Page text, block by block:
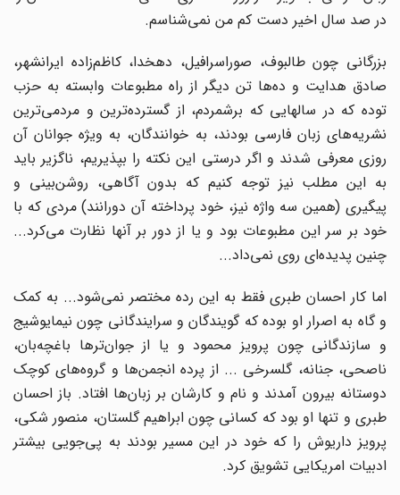
در صد سال اخیر دست کم من نمی‌شناسم.
بزرگانی چون طالبوف، صوراسرافیل، دهخدا، کاظم‌زاده ایرانشهر،
صادق هدایت و ده‌ها تن دیگر از راه مطبوعات وابسته به حزب
توده که در سالهایی که برشمردم، از گسترده‌ترین و مردمی‌ترین
نشریه‌های زبان فارسی بودند، به خوانندگان، به ویژه جوانان آن
روزی معرفی شدند و اگر درستی این نکته را بپذیریم، ناگزیر باید
به این مطلب نیز توجه کنیم که بدون آگاهی، روشن‌بینی و
پیگیری (همین سه واژه نیز، خود پرداخته آن دورانند) مردی که با
خود بر سر این مطبوعات بود و یا از دور بر آنها نظارت می‌کرد...
چنین پدیده‌ای روی نمی‌داد...
اما کار احسان طبری فقط به این رده مختصر نمی‌شود... به کمک
و گاه به اصرار او بوده که گویندگان و سرایندگانی چون نیمایوشیج
و سازندگانی چون پرویز محمود و یا از جوان‌ترها باغچه‌بان،
ناصحی، جنانه، گلسرخی ... از پرده‌ انجمن‌ها و گروه‌های کوچک
دوستانه بیرون آمدند و نام و کارشان بر زبان‌ها افتاد. باز احسان
طبری و تنها او بود که کسانی چون ابراهیم گلستان، منصور شکی،
پرویز داریوش را که خود در این مسیر بودند به پی‌جویی بیشتر
ادبیات امریکایی تشویق کرد.